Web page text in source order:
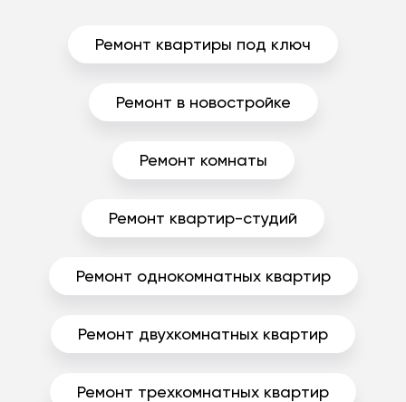
Ремонт квартиры под ключ
Ремонт в новостройке
Ремонт комнаты
Ремонт квартир-студий
Ремонт однокомнатных квартир
Ремонт двухкомнатных квартир
Ремонт трехкомнатных квартир